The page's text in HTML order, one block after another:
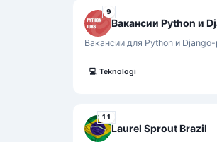
9
Вакансии Python и
Вакансии для Python и
💻 Teknologi
11
Laurel Sprout Brazil